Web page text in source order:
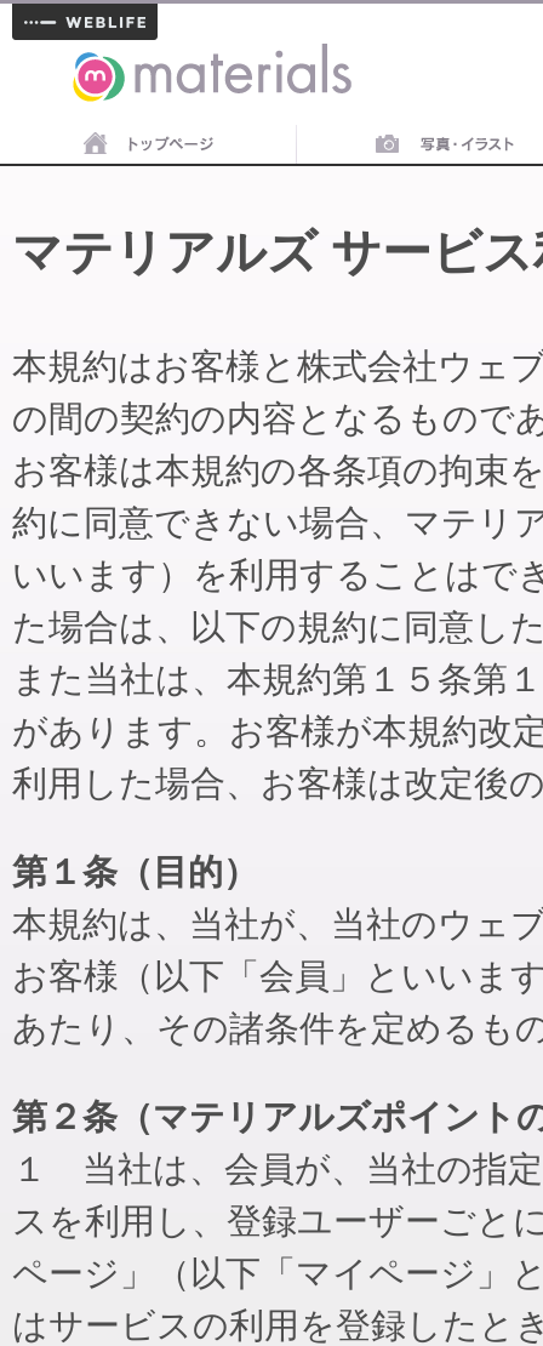
materials
マテリアルズ サービ
本規約はお客様と株式会社ウェ
の間の契約の内容となるもので
お客様は本規約の各条項の拘束
約に同意できない場合、マテリ
いいます）を利用することはで
た場合は、以下の規約に同意し
また当社は、本規約第１５条第
があります。お客様が本規約改
利用した場合、お客様は改定後
第１条（目的）
本規約は、当社が、当社のウェ
お客様（以下「会員」といいま
あたり、その諸条件を定めるも
第２条（マテリアルズポイント
１ 当社は、会員が、当社の指
スを利用し、登録ユーザーごと
ページ」（以下「マイページ」
はサービスの利用を登録したと